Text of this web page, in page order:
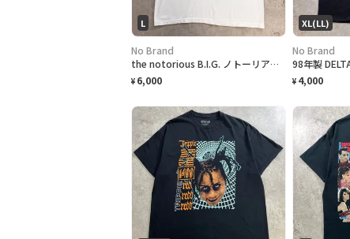
L
No Brand
the notorious B.I.G. ノトーリアス B.I.G. ドル札 パロディプリント ラップTシャツ メンズL 古着 アーティスト Mo Money Mo Problems Biggie ビギー フォトT ヒップホップ HIPHOP 白色
¥ 6,000
XL(LL)
No Brand
¥ 4,000